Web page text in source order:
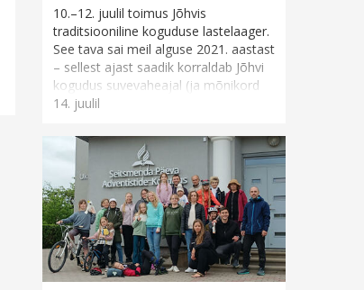
10.–12. juulil toimus Jõhvis
traditsiooniline koguduse lastelaager.
See tava sai meil alguse 2021. aastast
– sellest ajast saadik korraldab Jõhvi
kogudus suvevaheajal (ja mõnikord
ka muul vahea...
14. juulil